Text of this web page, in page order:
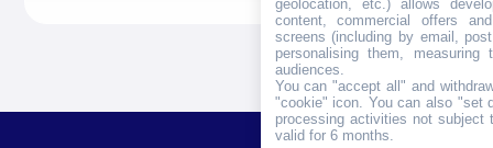
geolocation, etc.) allows
content, commercial offers
screens (including by email,
personalising them, measuring
audiences.
You can "accept all" and
"cookie" icon . You can also "set
processing activities not subject
valid for 6 months.